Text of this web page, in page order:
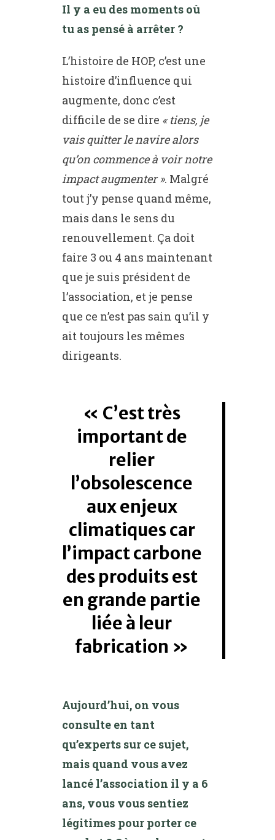
Il y a eu des moments où
tu as pensé à arrêter ?
L’histoire de HOP, c’est une
histoire d’influence qui
augmente, donc c’est
difficile de se dire « tiens, je
vais quitter le navire alors
qu’on commence à voir notre
impact augmenter ». Malgré
tout j’y pense quand même,
mais dans le sens du
renouvellement. Ça doit
faire 3 ou 4 ans maintenant
que je suis président de
l’association, et je pense
que ce n’est pas sain qu’il y
ait toujours les mêmes
dirigeants.
C’est très
important de
relier
l’obsolescence
aux enjeux
climatiques car
l’impact carbone
des produits est
en grande partie
liée à leur
fabrication
Aujourd’hui, on vous
consulte en tant
qu’experts sur ce sujet,
mais quand vous avez
lancé l’association il y a 6
ans, vous vous sentiez
légitimes pour porter ce